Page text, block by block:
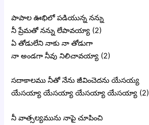
పాపాల ఊభిలో పడియున్న నన్ను
నీ ప్రేమతో నన్ను లేపావయ్యా (2)
ఏ తోడులేని నాకు నా తోడుగా
నా అండగా నీవు నిలిచావయ్యా (2)
సదాకాలము నీతో నేను జీవించెదను యేసయ్య
యేసయ్యా యేసయ్యా యేసయ్యా యేసయ్యా (2)
నీ వాత్సల్యమును నాపై చూపించి